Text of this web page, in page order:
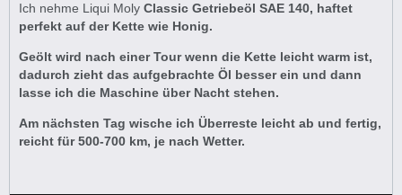
Ich nehme Liqui Moly Classic Getrie­beöl SAE 140, haftet
perfekt auf der Kette wie Honig.
Geölt wird nach einer Tour wenn die Kette leicht warm ist,
dadurch zieht das aufgebrachte Öl besser ein und dann
lasse ich die Maschine über Nacht stehen.
Am nächsten Tag wische ich Überreste leicht ab und fertig,
reicht für 500-700 km, je nach Wetter.